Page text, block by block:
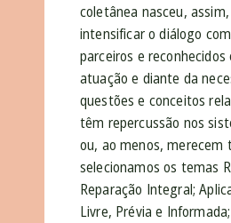
coletânea nasceu,
intensificar o diálogo
parceiros e
atuação e diante da
questões e conceitos
têm repercussão nos
ou, ao menos, merecem
selecionamos os temas
Reparação Integral;
Livre, Prévia e